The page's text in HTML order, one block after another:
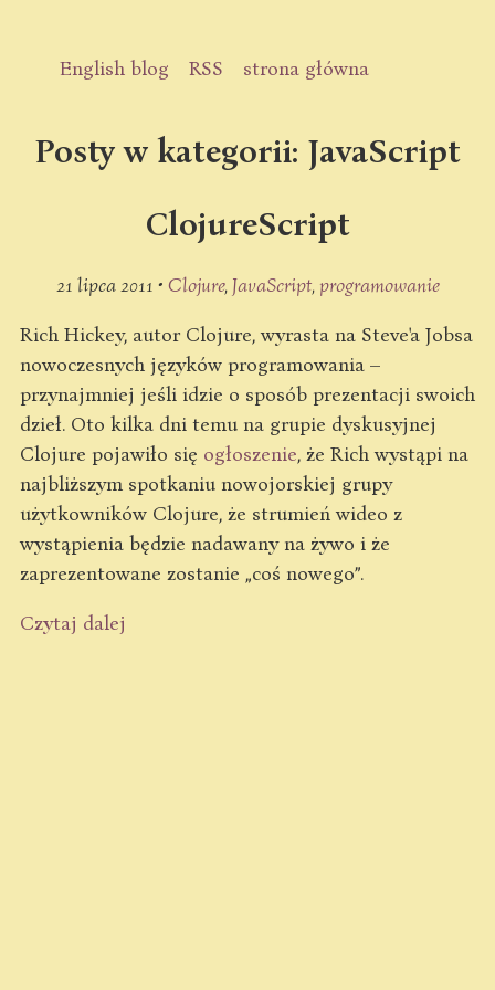
English blog RSS strona główna
Posty w kategorii: JavaScript
ClojureScript
21 lipca 2011 • Clojure JavaScript programowanie
Rich Hickey, autor Clojure, wyrasta na Steve'a Jobsa
nowoczesnych języków programowania –
przynajmniej jeśli idzie o sposób prezentacji swoich
dzieł. Oto kilka dni temu na grupie dyskusyjnej
Clojure pojawiło się ogłoszenie, że Rich wystąpi na
najbliższym spotkaniu nowojorskiej grupy
użytkowników Clojure, że strumień wideo z
wystąpienia będzie nadawany na żywo i że
zaprezentowane zostanie „coś nowego”.
Czytaj dalej